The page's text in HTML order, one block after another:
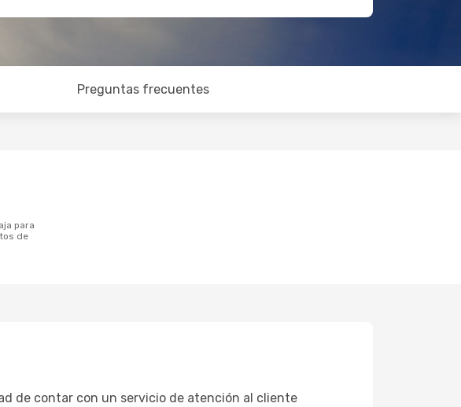
Preguntas frecuentes
de
de contar con un servicio de atención al cliente